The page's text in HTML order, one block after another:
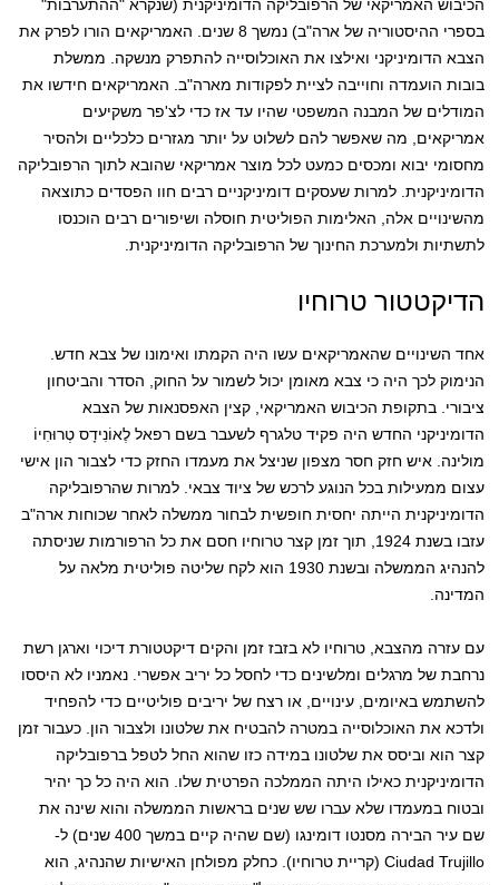
הכיבוש האמריקאי של הרפובליקה הדומיניקנית (שנקרא "ההתערבות"
בספרי ההיסטוריה של ארה"ב) נמשך 8 שנים. האמריקאים הורו לפרק את
הצבא הדומיניקני ואילצו את האוכלוסייה להתפרק מנשקה. ממשלת
בובות הועמדה וחוייבה לציית לפקודות מארה"ב. האמריקאים חידשו את
המודלים של המבנה המשפטי שהיו עד אז כדי לצ'פר משקיעים
אמריקאים, מה שאפשר להם לשלוט על יותר מגזרים כלכליים ולהסיר
מחסומי יבוא ומכסים כמעט לכל מוצר אמריקאי שהובא לתוך הרפובליקה
הדומיניקנית. למרות שעסקים דומיניקניים רבים חוו הפסדים כתוצאה
מהשינויים אלה, האלימות הפוליטית חוסלה ושיפורים רבים הוכנסו
לתשתיות ולמערכת החינוך של הרפובליקה הדומיניקנית.
הדיקטטור טרוחיו
אחד השינויים שהאמריקאים עשו היה הקמתו ואימונו של צבא חדש.
הנימוק לכך היה כי צבא מאומן יכול לשמור על החוק, הסדר והביטחון
ציבורי. בתקופת הכיבוש האמריקאי, קצין האפסנאות של הצבא
הדומיניקני החדש היה פקיד טלגרף לשעבר בשם רפאל לֶאוֹנִידָס טְרוּחִיוֹ
מולינה. איש חזק חסר מצפון שניצל את מעמדו החזק כדי לצבור הון אישי
עצום ממעילות בכל הנוגע לרכש של ציוד צבאי. למרות שהרפובליקה
הדומיניקנית הייתה יחסית חופשית לבחור ממשלה לאחר שכוחות ארה"ב
עזבו בשנת 1924, תוך זמן קצר טרוחיו חסם את כל הרפורמות שניסתה
להנהיג הממשלה ובשנת 1930 הוא לקח שליטה פוליטית מלאה על
המדינה.
עם עזרה מהצבא, טרוחיו לא בזבז זמן והקים דיקטטורת דיכוי וארגן רשת
נרחבת של מרגלים ומלשינים כדי לחסל כל יריב אפשרי. נאמניו לא היססו
להשתמש באיומים, עינויים, או רצח של יריבים פוליטיים כדי להפחיד
ולדכא את האוכלוסייה במטרה להבטיח את שלטונו ולצבור הון. כעבור זמן
קצר הוא וביסס את שלטונו במידה כזו שהוא החל לטפל ברפובליקה
הדומיניקנית כאילו היתה הממלכה הפרטית שלו. הוא היה כל כך יהיר
ובטוח במעמדו שלא עברו שש שנים בראשות הממשלה והוא שינה את
שם עיר הבירה מסנטו דומינגו (שם שהיה קיים במשך 400 שנים) ל-
Ciudad Trujillo (קריית טרוחיו). כחלק מפולחן האישיות שהנהיג, הוא